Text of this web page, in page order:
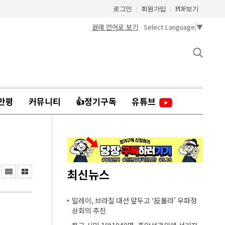
로그인 회원가입 PDF보기
원래 언어로 보기 Select Language ▼
평 커뮤니티 👍정기구독 유튜브
최신뉴스
밀레이, 브라질 대선 앞두고 '反룰라' 우파정
상회의 추진